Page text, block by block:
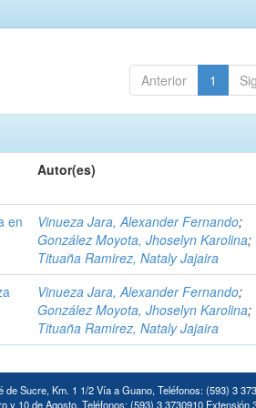
Anterior 1
Autor(es)
en
Vinueza Jara, Alexander Fernando;
González Moyota, Jhoselyn Karolina;
Tituaña Ramirez, Nataly Jajaira
Vinueza Jara, Alexander Fernando;
González Moyota, Jhoselyn Karolina;
Tituaña Ramirez, Nataly Jajaira
Sucre, Km. 1 1/2 Vía a Guano, Teléfonos: (593) 3
y 10 de Agosto. Teléfonos: (593) 3 3730910 Extensión